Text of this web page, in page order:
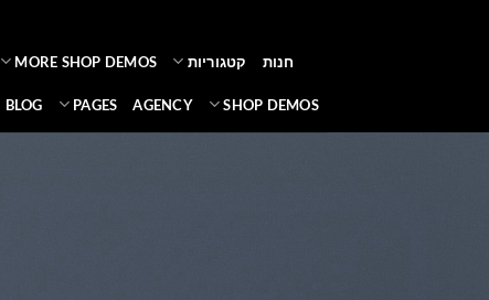
חנות קטגוריות MORE SHOP DEMOS
SHOP DEMOS
AGENCY
PAGES
BLOG